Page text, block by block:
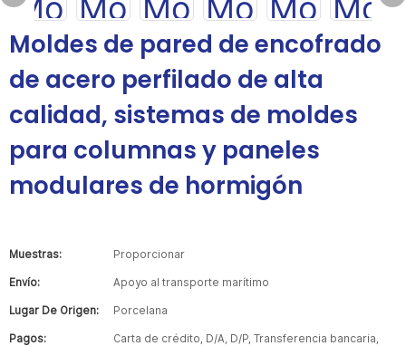
Moldes de pared de encofrado
de acero perfilado de alta
calidad, sistemas de moldes
para columnas y paneles
modulares de hormigón
Muestras: Proporcionar
Envío: Apoyo al transporte marítimo
Lugar De Origen: Porcelana
Pagos:
Carta de crédito, D/A, D/P, Transferencia bancaria,